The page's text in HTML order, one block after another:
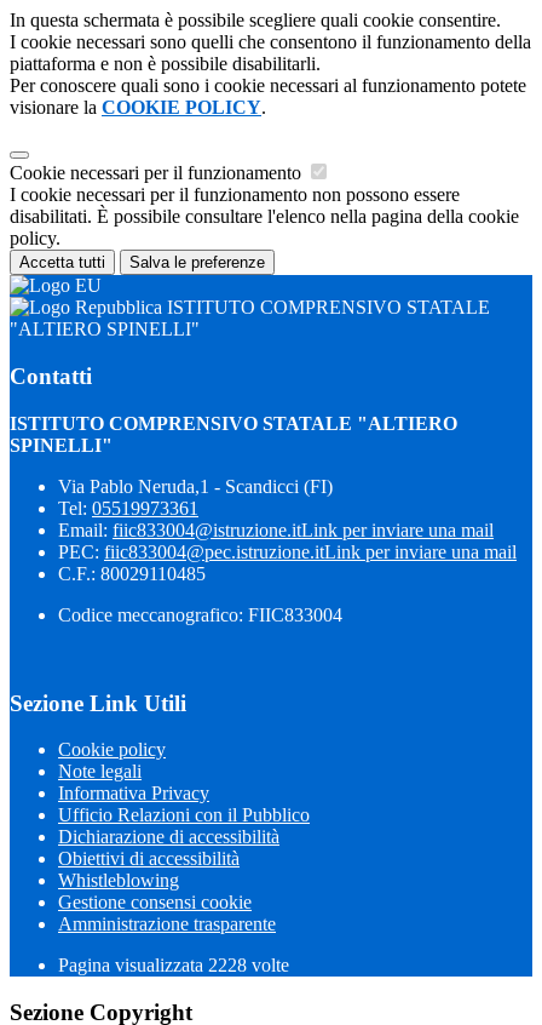
In questa schermata è possibile scegliere quali cookie consentire.
I cookie necessari sono quelli che consentono il funzionamento della
piattaforma e non è possibile disabilitarli.
Per conoscere quali sono i cookie necessari al funzionamento potete
visionare la COOKIE POLICY.
Cookie necessari per il funzionamento
I cookie necessari per il funzionamento non possono essere
disabilitati. È possibile consultare l'elenco nella pagina della cookie
policy.
Accetta tutti Salva le preferenze
ISTITUTO COMPRENSIVO STATALE
"ALTIERO SPINELLI"
Contatti
ISTITUTO COMPRENSIVO STATALE "ALTIERO
SPINELLI"
Via Pablo Neruda,1 - Scandicci (FI)
Tel: 05519973361
Email: fiic833004@istruzione.itLink per inviare una mail
PEC: fiic833004@pec.istruzione.itLink per inviare una mail
C.F.: 80029110485
Codice meccanografico: FIIC833004
Sezione Link Utili
Cookie policy
Note legali
Informativa Privacy
Ufficio Relazioni con il Pubblico
Dichiarazione di accessibilità
Obiettivi di accessibilità
Whistleblowing
Gestione consensi cookie
Amministrazione trasparente
Pagina visualizzata 2228 volte
Sezione Copyright